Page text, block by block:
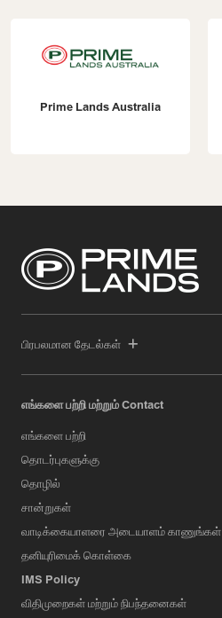
Prime Lands Australia
பிரபலமான தேடல்கள்
எங்களை பற்றி மற்றும் Contact
எங்களை பற்றி
தொடர்புகளுக்கு
தொழில்
சான்றுகள்
வாடிக்கையாளரை அடையாளம் காணுங்கள்
தனியுரிமைக் கொள்கை
IMS Policy
விதிமுறைகள் மற்றும் நிபந்தனைகள்